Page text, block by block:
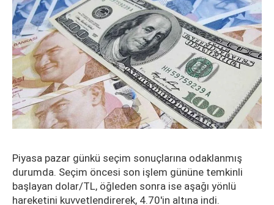
Piyasa pazar günkü seçim sonuçlarına odaklanmış
durumda. Seçim öncesi son işlem gününe temkinli
başlayan dolar/TL, öğleden sonra ise aşağı yönlü
hareketini kuvvetlendirerek, 4.70'in altına indi.